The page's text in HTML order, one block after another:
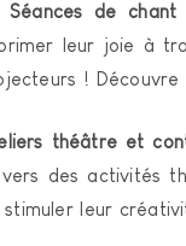
Séances de
leur joie à
!
théâtre et
des activités
stimuler leur